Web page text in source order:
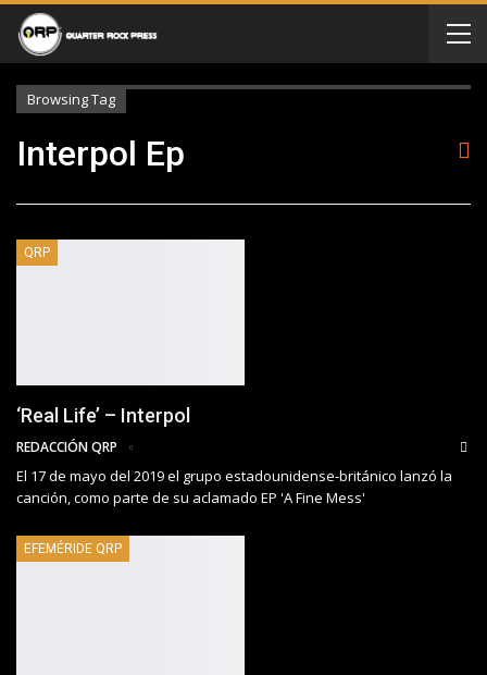
Browsing Tag
Interpol Ep
QRP
‘Real Life’ – Interpol
REDACCIÓN QRP
El 17 de mayo del 2019 el grupo estadounidense-británico lanzó la
canción, como parte de su aclamado EP 'A Fine Mess'
EFEMÉRIDE QRP